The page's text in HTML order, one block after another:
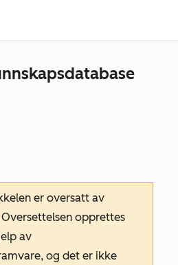
er oversatt av
opprettes
av
og det er ikke